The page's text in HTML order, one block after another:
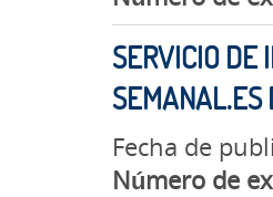
SERVICIO DE
SEMANAL.ES
Fecha de
Número de